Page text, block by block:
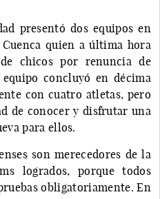
presentó dos equipos en
quien a última hora
chicos por renuncia de
concluyó en décima
con cuatro atletas, pero
de conocer y disfrutar una
para ellos.
son merecedores de la
logrados, porque todos
obligatoriamente. En